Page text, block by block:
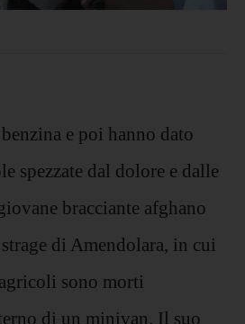
e poi hanno dato
spezzate dal dolore e dalle
bracciante afghano
di Amendolara, in cui
sono morti
di un minivan. Il suo